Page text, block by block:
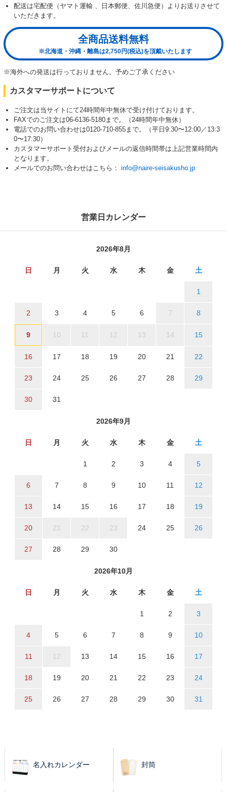
配送は宅配便（ヤマト運輸 、日本郵便、佐川急便）よりお送りさせて
いただきます。
全商品送料無料
※北海道・沖縄・離島は2,750円(税込)を頂戴いたします
※海外への発送は行っておりません。予めご了承ください
カスタマーサポートについて
ご注文は当サイトにて24時間年中無休で受け付けております。
FAXでのご注文は06-6136-5180まで。（24時間年中無休）
電話でのお問い合わせは0120-710-855まで。（平日9:30〜12:00／13:3
0〜17:30）
カスタマーサポート受付およびメールの返信時間帯は上記営業時間内
となります。
メールでのお問い合わせはこちら： info@naire-seisakusho.jp
営業日カレンダー
2026年8月
日 月 火 水 木 金 土
1
2 3 4 5 6 7 8
9 10 11 12 13 14 15
16 17 18 19 20 21 22
23 24 25 26 27 28 29
30 31
2026年9月
日 月 火 水 木 金 土
1 2 3 4 5
6 7 8 9 10 11 12
13 14 15 16 17 18 19
20 21 22 23 24 25 26
27 28 29 30
2026年10月
日 月 火 水 木 金 土
1 2 3
4 5 6 7 8 9 10
11 12 13 14 15 16 17
18 19 20 21 22 23 24
25 26 27 28 29 30 31
名入れカレンダー 封筒